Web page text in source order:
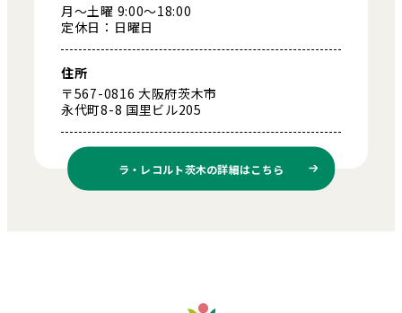
月～土曜 9:00～18:00
定休日：日曜日
住所
〒567-0816 大阪府茨木市
永代町8-8 国里ビル205
ラ・レコルト茨木の詳細はこちら